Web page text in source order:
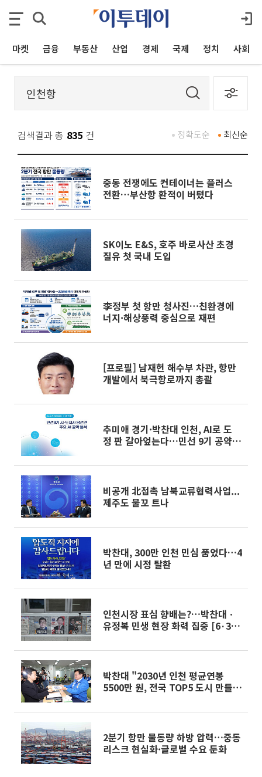
마켓 금융 부동산 산업 경제 국제 정치 사회
검색결과 총 835 건 최신순
정확도순
중동 전쟁에도 컨테이너는 플러스
전환…부산항 환적이 버텼다
SK이노 E&S, 호주 바로사산 초경
질유 첫 국내 도입
李정부 첫 항만 청사진…친환경에
너지·해상풍력 중심으로 재편
[프로필] 남재헌 해수부 차관, 항만
개발에서 북극항로까지 총괄
추미애 경기·박찬대 인천, AI로 도
정 판 갈아엎는다…민선 9기 공약전
비공개 北접촉 남북교류협력사업...
제주도 물꼬 트나
박찬대, 300만 인천 민심 품었다…4
년 만에 시정 탈환
인천시장 표심 향배는?…박찬대ㆍ
유정복 민생 현장 화력 집중 [6·3 선
박찬대 "2030년 인천 평균연봉
5500만 원, 전국 TOP5 도시 만들겠
2분기 항만 물동량 하방 압력…중동
리스크 현실화·글로벌 수요 둔화